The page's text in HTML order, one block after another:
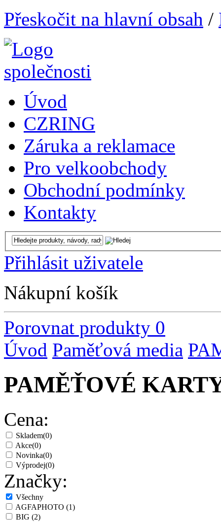
Přeskočit na hlavní obsah /
Úvod
CZRING
Záruka a reklamace
Pro velkoobchody
Obchodní podmínky
Kontakty
Přihlásit uživatele
Nákupní košík
Porovnat produkty 0
Úvod Paměťová media
PAMĚŤOVÉ
Cena:
Skladem(0)
Akce(0)
Novinka(0)
Výprodej(0)
Značky:
Všechny
AGFAPHOTO (1)
BIG (2)